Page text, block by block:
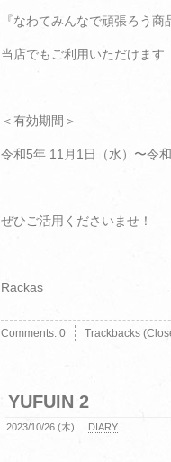
『なわてみんなで頑張ろう商
当店でもご利用いただけます
＜有効期間＞
令和5年 11月1日（水）〜令
ぜひご活用くださいませ！
Rackas
Comments: 0 Trackbacks
YUFUIN 2
2023/10/26 (木) DIARY